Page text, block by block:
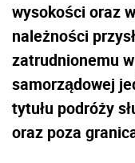
wysokości oraz
należności
zatrudnionemu
samorządowej
tytułu podróży
oraz poza